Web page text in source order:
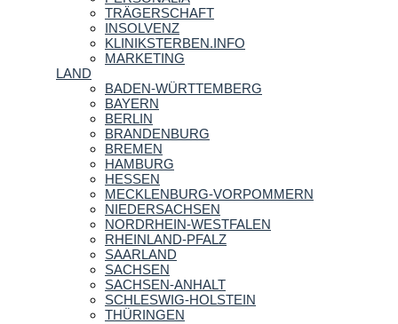
TRÄGERSCHAFT
INSOLVENZ
KLINIKSTERBEN.INFO
MARKETING
LAND
BADEN-WÜRTTEMBERG
BAYERN
BERLIN
BRANDENBURG
BREMEN
HAMBURG
HESSEN
MECKLENBURG-VORPOMMERN
NIEDERSACHSEN
NORDRHEIN-WESTFALEN
RHEINLAND-PFALZ
SAARLAND
SACHSEN
SACHSEN-ANHALT
SCHLESWIG-HOLSTEIN
THÜRINGEN